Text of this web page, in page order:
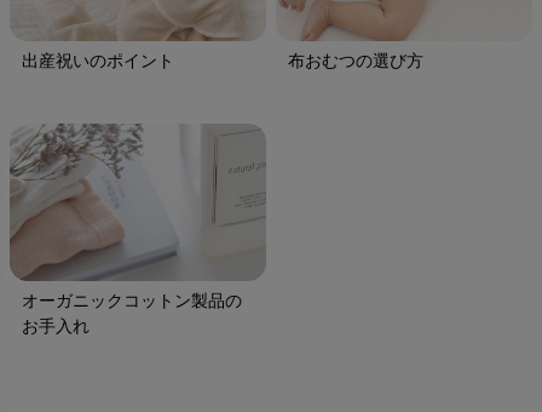
出産祝いのポイント 布おむつの選び方
オーガニックコットン製品の
お手入れ